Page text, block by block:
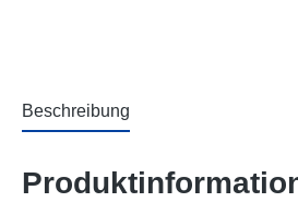
Beschreibung